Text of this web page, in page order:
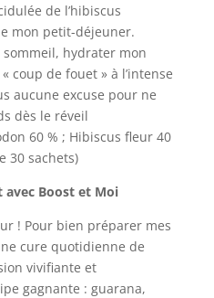
de l’hibiscus
mon petit-déjeuner.
hydrater mon
coup de fouet » à l’intense
aucune excuse pour ne
dès le réveil
60 % ; Hibiscus fleur 40
30 sachets)
avec Boost et Moi
! Pour bien préparer mes
cure quotidienne de
vivifiante et
gagnante : guarana,